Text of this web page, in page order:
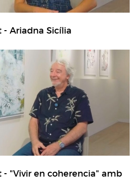
Ariadna Sicília
- "Vivir en coherencia" amb